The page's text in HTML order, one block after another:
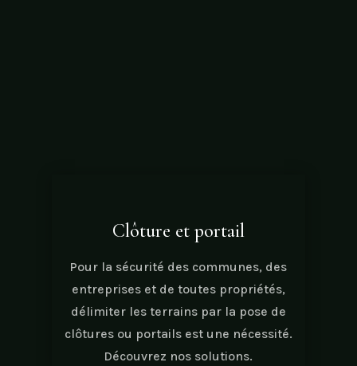
Clôture et portail
Pour la sécurité des communes, des
entreprises et de toutes propriétés,
délimiter les terrains par la pose de
clôtures ou portails est une nécessité.
Découvrez nos solutions.